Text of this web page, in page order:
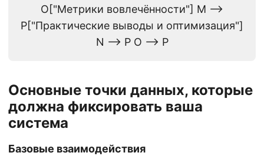
O["Метрики вовлечённости"] M -->
P["Практические выводы и оптимизация"]
N --> P O --> P
Основные точки данных, которые
должна фиксировать ваша
система
Базовые взаимодействия